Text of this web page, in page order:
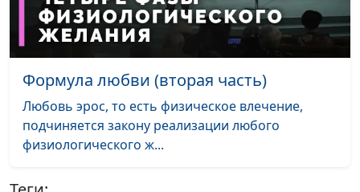
Формула любви (вторая часть)
Любовь эрос, то есть физическое влечение,
подчиняется закону реализации любого
физиологического ж...